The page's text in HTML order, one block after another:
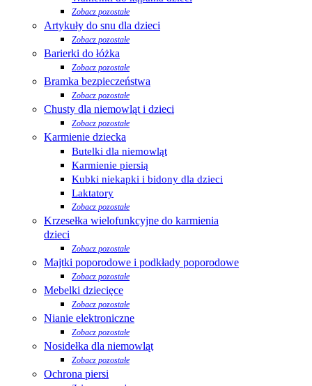
Zobacz pozostałe
Artykuły do snu dla dzieci
Zobacz pozostałe
Barierki do łóżka
Zobacz pozostałe
Bramka bezpieczeństwa
Zobacz pozostałe
Chusty dla niemowląt i dzieci
Zobacz pozostałe
Karmienie dziecka
Butelki dla niemowląt
Karmienie piersią
Kubki niekapki i bidony dla dzieci
Laktatory
Zobacz pozostałe
Krzesełka wielofunkcyjne do karmienia
dzieci
Zobacz pozostałe
Majtki poporodowe i podkłady poporodowe
Zobacz pozostałe
Mebelki dziecięce
Zobacz pozostałe
Nianie elektroniczne
Zobacz pozostałe
Nosidełka dla niemowląt
Zobacz pozostałe
Ochrona piersi